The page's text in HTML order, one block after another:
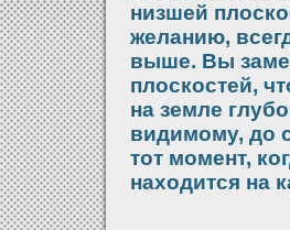
низшей
желанию,
выше. Вы
плоскостей,
на земле
видимому, до
тот момент,
находится на